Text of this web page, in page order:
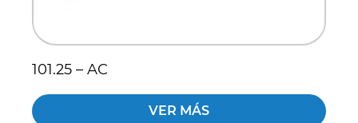
101.25 – AC
VER MÁS